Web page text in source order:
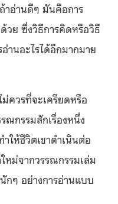
าอ่านดีๆ มันคือการ
วย ซึ่งวิธีการคิดหรือวิธี
านอะไรได้อีกมากมาย
ม่ควรที่จะเครียดหรือ
ณกรรมสักเรื่องหนึ่ง
ให้ชีวิตเขาดำเนินต่อ
หม่จากวรรณกรรมเล่ม
ๆ อย่างการอ่านแบบ